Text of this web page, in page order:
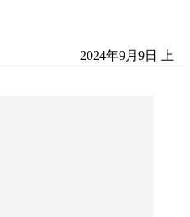
2024年9月9日 上